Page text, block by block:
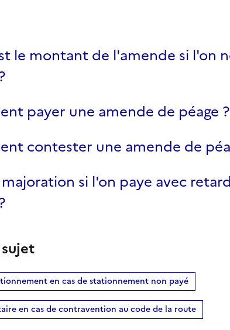
le montant de l'amende si l'on
payer une amende de péage ?
contester une amende de
si l'on paye avec
en cas de stationnement non payé
en cas de contravention au code de la route